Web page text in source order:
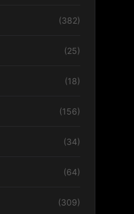
(382)
(25)
(18)
(156)
(34)
(64)
(309)